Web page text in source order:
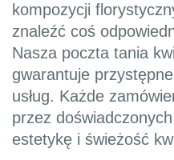
kompozycji
znaleźć coś
Nasza poczta tania
gwarantuje
usług. Każde
przez
estetykę i świeżość